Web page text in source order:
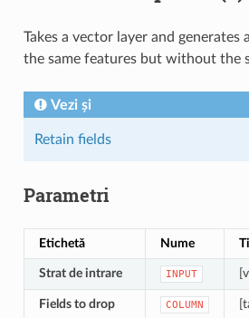
Takes a vector layer and generates
the same features but without the
Vezi și
Retain fields
Parametri
Etichetă Nume
Strat de intrare INPUT
Fields to drop COLUMN